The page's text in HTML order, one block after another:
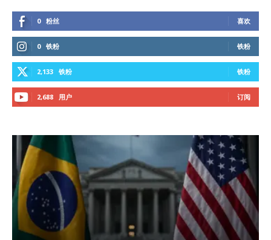
0 粉丝 喜欢
0 铁粉 铁粉
2,133 铁粉 铁粉
2,688 用户 订阅